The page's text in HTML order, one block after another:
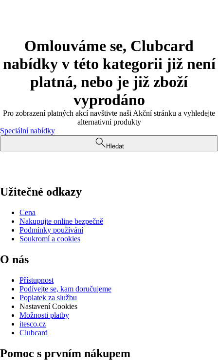
Omlouváme se, Clubcard
nabídky v této kategorii již není
platná, nebo je již zboží
vyprodáno
Pro zobrazení platných akcí navštivte naši Akční stránku a vyhledejte
alternativní produkty
Speciální nabídky
Hledat
Užitečné odkazy
Cena
Nakupujte online bezpečně
Podmínky používání
Soukromí a cookies
O nás
Přístupnost
Podívejte se, kam doručujeme
Poplatek za službu
Nastavení Cookies
Možnosti platby
itesco.cz
Clubcard
Pomoc s prvním nákupem